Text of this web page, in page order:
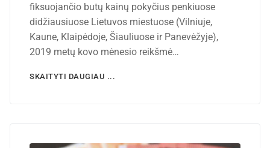
fiksuojančio butų kainų pokyčius penkiuose
didžiausiuose Lietuvos miestuose (Vilniuje,
Kaune, Klaipėdoje, Šiauliuose ir Panevėžyje),
2019 metų kovo mėnesio reikšmė…
SKAITYTI DAUGIAU ...